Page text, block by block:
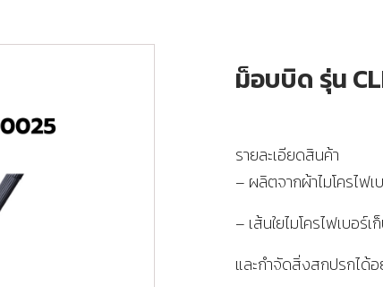
ม็อบบิด รุ่น
รายละเอียดสินค้า
– ผลิตจากผ้าไมโครไฟเ
– เส้นใยไมโครไฟเบอร์
และกำจัดสิ่งสกปรกได้